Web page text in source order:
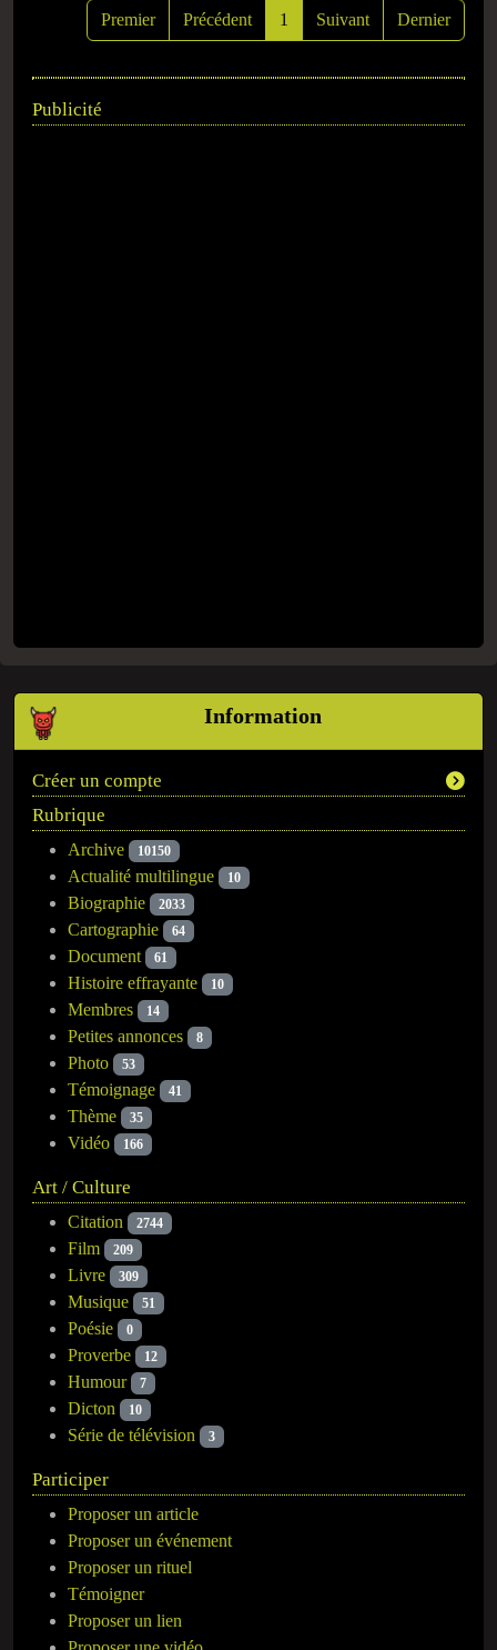
Information
Créer un compte
Rubrique
Archive 10150
Actualité multilingue 10
Biographie 2033
Cartographie 64
Document 61
Histoire effrayante 10
Membres 14
Petites annonces 8
Photo 53
Témoignage 41
Thème 35
Vidéo 166
Art / Culture
Citation 2744
Film 209
Livre 309
Musique 51
Poésie 0
Proverbe 12
Humour 7
Dicton 10
Série de télévision 3
Participer
Proposer un article
Proposer un événement
Proposer un rituel
Témoigner
Proposer un lien
Premier Précédent 1 Suivant Dernier
Publicité